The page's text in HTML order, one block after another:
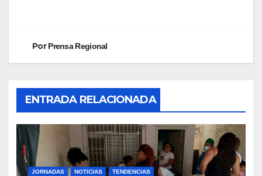
PorPrensa Regional
ENTRADA RELACIONADA
JORNADAS NOTICIAS TENDENCIAS